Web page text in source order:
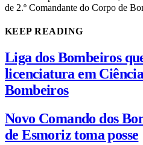
de 2.º Comandante do Corpo de
KEEP READING
Liga dos Bombeiros
licenciatura em
Bombeiros
Novo Comando dos
de Esmoriz toma posse